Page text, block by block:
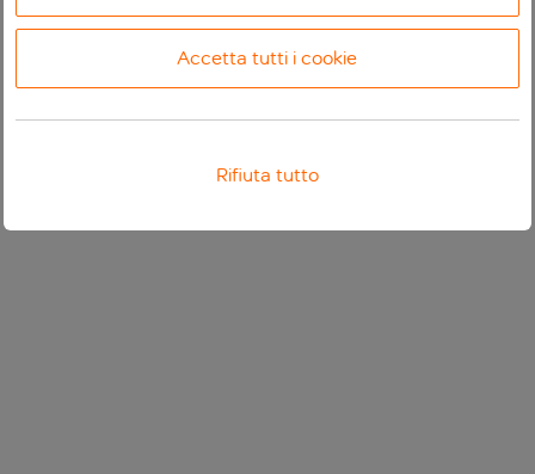
Accetta tutti i cookie
Rifiuta tutto